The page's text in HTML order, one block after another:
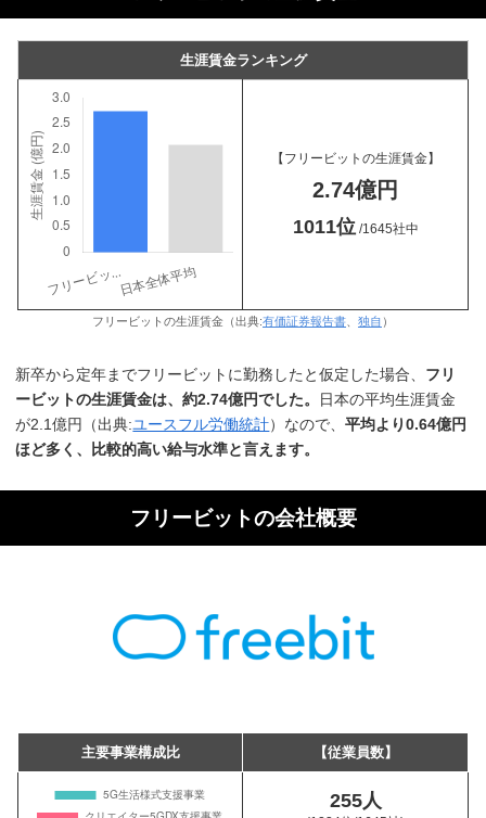
生涯賃金ランキング
【フリービットの生涯賃金】
2.74億円
1011位/1645社中
フリービットの生涯賃金（出典:有価証券報告書 独自 ）
新卒から定年までフリービットに勤務したと仮定した場合、 フリ
ービットの生涯賃金は、約2.74億円でした。
日本の平均生涯賃金
が2.1億円（出典:ユースフル労働統計）なので、平均より0.64億円
ほど多く、比較的高い給与水準と言えます。
フリービットの会社概要
主要事業構成比 【従業員数】
255人